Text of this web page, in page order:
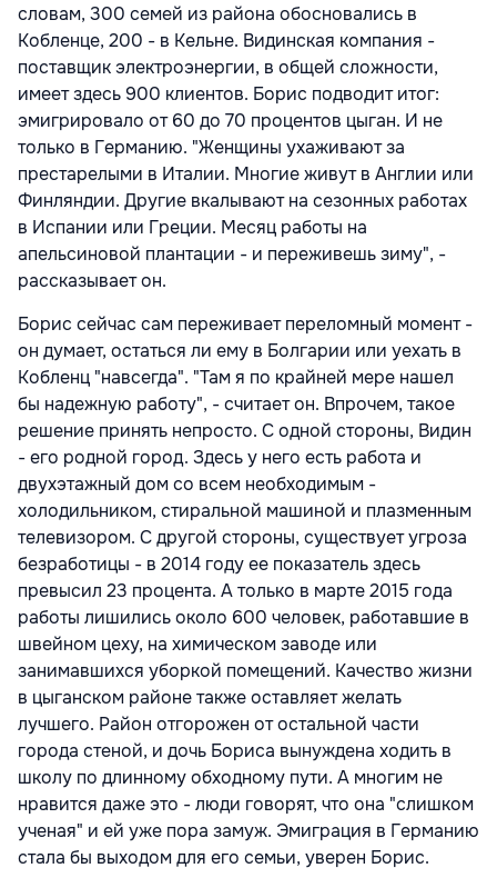
словам, 300 семей из района обосновались в
Кобленце, 200 - в Кельне. Видинская компания -
поставщик электроэнергии, в общей сложности,
имеет здесь 900 клиентов. Борис подводит итог:
эмигрировало от 60 до 70 процентов цыган. И не
только в Германию. "Женщины ухаживают за
престарелыми в Италии. Многие живут в Англии или
Финляндии. Другие вкалывают на сезонных работах
в Испании или Греции. Месяц работы на
апельсиновой плантации - и переживешь зиму", -
рассказывает он.
Борис сейчас сам переживает переломный момент -
он думает, остаться ли ему в Болгарии или уехать в
Кобленц "навсегда". "Там я по крайней мере нашел
бы надежную работу", - считает он. Впрочем, такое
решение принять непросто. С одной стороны, Видин
- его родной город. Здесь у него есть работа и
двухэтажный дом со всем необходимым -
холодильником, стиральной машиной и плазменным
телевизором. С другой стороны, существует угроза
безработицы - в 2014 году ее показатель здесь
превысил 23 процента. А только в марте 2015 года
работы лишились около 600 человек, работавшие в
швейном цеху, на химическом заводе или
занимавшихся уборкой помещений. Качество жизни
в цыганском районе также оставляет желать
лучшего. Район отгорожен от остальной части
города стеной, и дочь Бориса вынуждена ходить в
школу по длинному обходному пути. А многим не
нравится даже это - люди говорят, что она "слишком
ученая" и ей уже пора замуж. Эмиграция в Германию
стала бы выходом для его семьи, уверен Борис.